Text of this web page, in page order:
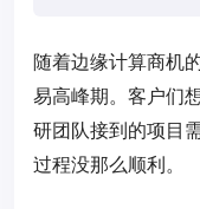
随着边缘计算商机
易高峰期。客户们
研团队接到的项目
过程没那么顺利。